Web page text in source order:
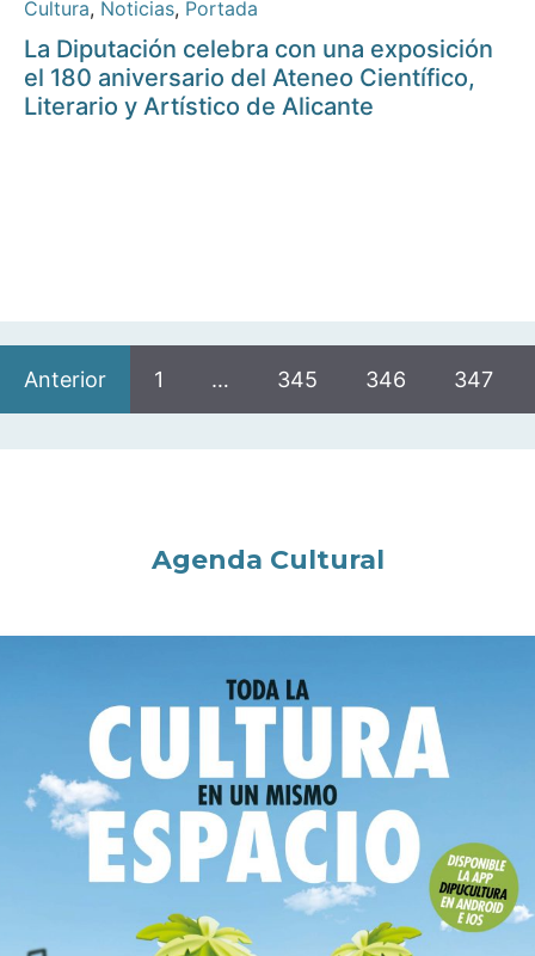
Cultura, Noticias, Portada
La Diputación celebra con una exposición
el 180 aniversario del Ateneo Científico,
Literario y Artístico de Alicante
Anterior 1 … 345 346 347
Agenda Cultural